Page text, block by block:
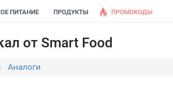
ПИТАНИЕ ПРОДУКТЫ ПРОМОКОДЫ
от Smart Food
Аналоги